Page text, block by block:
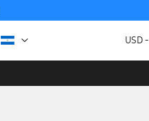
USD -